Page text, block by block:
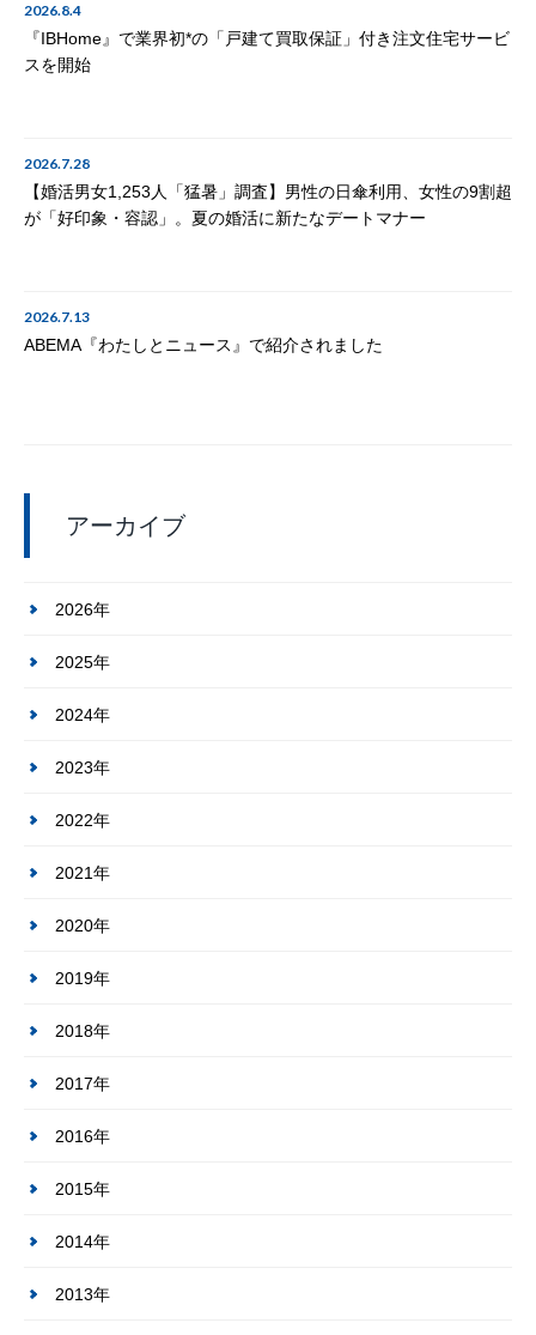
2026.8.4
『IBHome』で業界初*の「戸建て買取保証」付き注文住宅サービ
スを開始
2026.7.28
【婚活男女1,253人「猛暑」調査】男性の日傘利用、女性の9割超
が「好印象・容認」。夏の婚活に新たなデートマナー
2026.7.13
ABEMA『わたしとニュース』で紹介されました
アーカイブ
2026年
2025年
2024年
2023年
2022年
2021年
2020年
2019年
2018年
2017年
2016年
2015年
2014年
2013年